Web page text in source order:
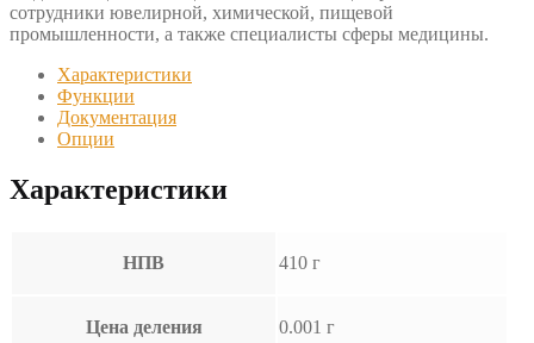
сотрудники ювелирной, химической, пищевой
промышленности, а также специалисты сферы медицины.
Характеристики
Функции
Документация
Опции
Характеристики
НПВ 410 г
Цена деления 0.001 г